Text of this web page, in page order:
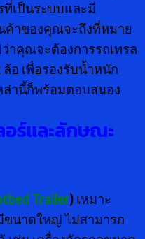
เป็นระบบและมี
ค้าของคุณจะถึงที่หมาย
าคุณจะต้องการรถเทรล
ล้อ เพื่อรองรับน้ำหนัก
านี้ก็พร้อมตอบสนอง
อร์และลักษณะ
Trailer) เหมาะ
นาดใหญ่ ไม่สามารถ